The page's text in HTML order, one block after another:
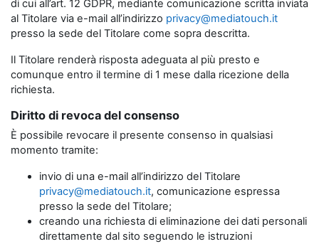
di cui all’art. 12 GDPR, mediante comunicazione scritta inviata
al Titolare via e-mail all’indirizzo privacy@mediatouch.it
presso la sede del Titolare come sopra descritta.
Il Titolare renderà risposta adeguata al più presto e
comunque entro il termine di 1 mese dalla ricezione della
richiesta.
Diritto di revoca del consenso
È possibile revocare il presente consenso in qualsiasi
momento tramite:
invio di una e-mail all’indirizzo del Titolare
privacy@mediatouch.it, comunicazione espressa
presso la sede del Titolare;
creando una richiesta di eliminazione dei dati personali
direttamente dal sito seguendo le istruzioni